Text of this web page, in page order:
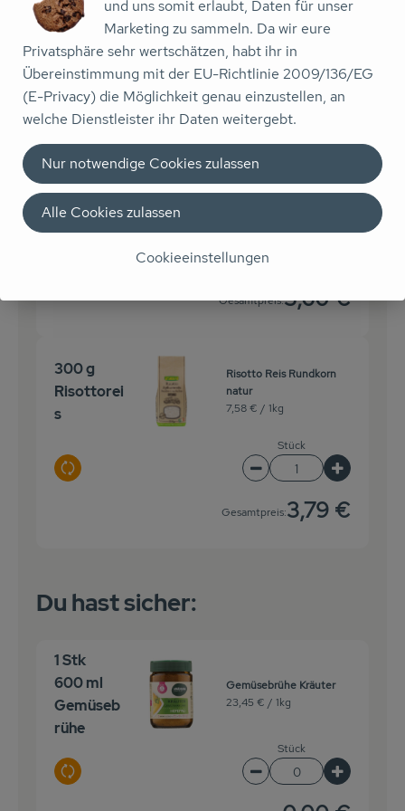
Auswahl ändern
Stück
Artikelanzahl
Gesamtpreis: 5,20 €
400 g
Pak Choi
(altntv.
Mangold)
Auswahl ändern
Mangold bunt
8,99 € /kg
kg
Artikelanzahl
Gesamtpreis:3,60 €
300 g
Risottorei
s
Auswahl ändern
Risotto Reis Rundkorn
natur
7,58 € / 1kg
Stück
Artikelanzahl
Gesamtpreis:3,79 €
Du hast sicher:
1 Stk
600 ml
Gemüseb
rühe
Auswahl ändern
Gemüsebrühe Kräuter
23,45 € / 1kg
Stück
Artikelanzahl
und uns somit erlaubt, Daten für unser
Marketing zu sammeln. Da wir eure
Privatsphäre sehr wertschätzen, habt ihr in
Übereinstimmung mit der EU-Richtlinie 2009/136/EG
(E-Privacy) die Möglichkeit genau einzustellen, an
welche Dienstleister ihr Daten weitergebt.
Cookieeinstellungen
Nur notwendige Cookies zulassen
Alle Cookies zulassen